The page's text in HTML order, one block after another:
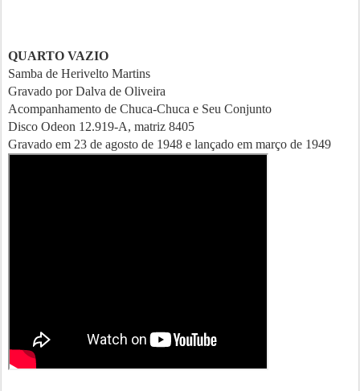
QUARTO VAZIO
Samba de Herivelto Martins
Gravado por Dalva de Oliveira
Acompanhamento de Chuca-Chuca e Seu Conjunto
Disco Odeon 12.919-A, matriz 8405
Gravado em 23 de agosto de 1948 e lançado em março de 1949